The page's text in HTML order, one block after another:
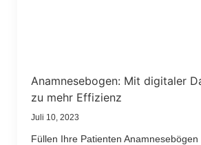
Anamnesebogen: Mit digitaler
zu mehr Effizienz
Juli 10, 2023
Füllen Ihre Patienten